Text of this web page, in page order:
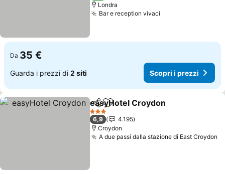
Londra
Bar e reception vivaci
Da 35 €
Guarda i prezzi di 2 siti Scopri i prezzi
CondividiAggiungi ai preferiti
easyHotel Croydon
3 Stelle
6,9
4.195
Croydon
A due passi dalla stazione di East Croydon